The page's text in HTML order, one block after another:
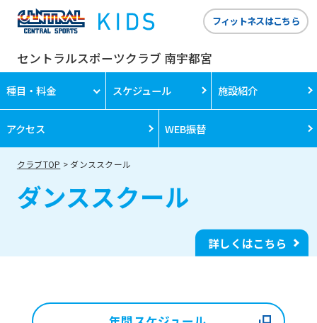
セントラルスポーツクラブ 南宇都宮
フィットネスはこちら
種目・料金 スケジュール 施設紹介
アクセス WEB振替
クラブTOP ダンススクール
ダンススクール
詳しくはこちら